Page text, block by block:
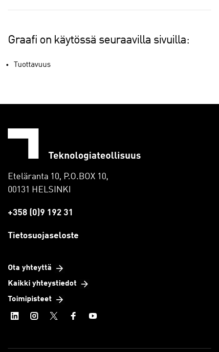
Graafi on käytössä seuraavilla sivuilla:
Tuottavuus
Eteläranta 10, P.O.BOX 10,
00131 HELSINKI
+358 (0)9 192 31
Tietosuojaseloste
Ota yhteyttä
Kaikki yhteystiedot
Toimipisteet